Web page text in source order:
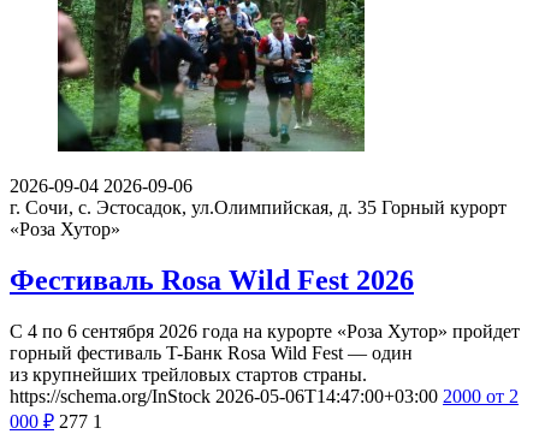
2026-09-04 2026-09-06
г. Сочи, с. Эстосадок, ул.Олимпийская, д. 35 Горный курорт
«Роза Хутор»
Фестиваль Rosa Wild Fest 2026
С 4 по 6 сентября 2026 года на курорте «Роза Хутор» пройдет
горный фестиваль T-Банк Rosa Wild Fest — один
из крупнейших трейловых стартов страны.
https://schema.org/InStock 2026-05-06T14:47:00+03:00 2000 от 2
000 ₽ 277 1